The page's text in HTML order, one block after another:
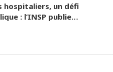
hospitaliers, un défi
: l’INSP publie…